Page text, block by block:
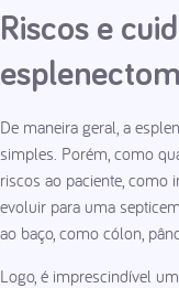
Riscos e
De maneira geral, a
simples. Porém, como
riscos ao paciente, como
evoluir para uma
ao baço, como cólon,
Logo, é imprescindível